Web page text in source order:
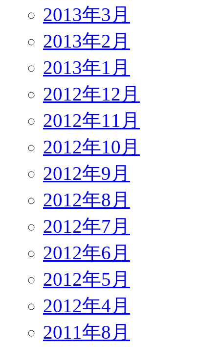
2013年3月
2013年2月
2013年1月
2012年12月
2012年11月
2012年10月
2012年9月
2012年8月
2012年7月
2012年6月
2012年5月
2012年4月
2011年8月